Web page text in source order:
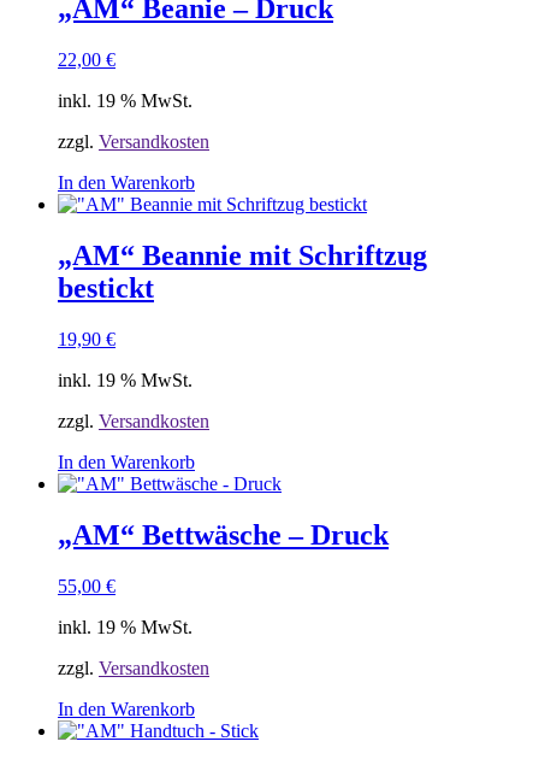
„AM“ Beanie – Druck
22,00 €
inkl. 19 % MwSt.
zzgl. Versandkosten
In den Warenkorb
„AM“ Beannie mit Schriftzug
bestickt
19,90 €
inkl. 19 % MwSt.
zzgl. Versandkosten
In den Warenkorb
„AM“ Bettwäsche – Druck
55,00 €
inkl. 19 % MwSt.
zzgl. Versandkosten
In den Warenkorb